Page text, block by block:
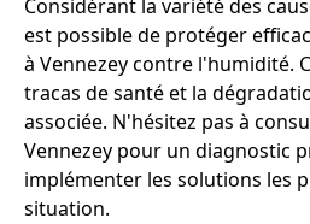
Considérant la variété des
est possible de protéger
à Vennezey contre l'humidité.
tracas de santé et la
associée. N'hésitez pas à
Vennezey pour un diagnostic
implémenter les solutions les
situation.